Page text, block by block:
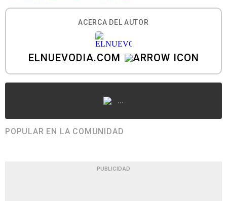
ACERCA DEL AUTOR
ELNUEVODIA.COM
...
POPULAR EN LA COMUNIDAD
PUBLICIDAD